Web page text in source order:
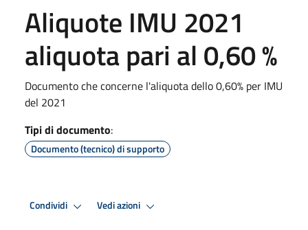
Aliquote IMU 2021
aliquota pari al 0,60 %
Documento che concerne l'aliquota dello 0,60% per IMU
del 2021
Tipi di documento:
Documento (tecnico) di supporto
Condividi Vedi azioni